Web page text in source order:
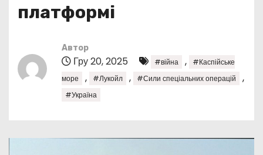
платформі
Автор
Гру 20, 2025 #війна ,
#Каспійське
море
, #Лукойл , #Сили спеціальних операцій ,
#Україна